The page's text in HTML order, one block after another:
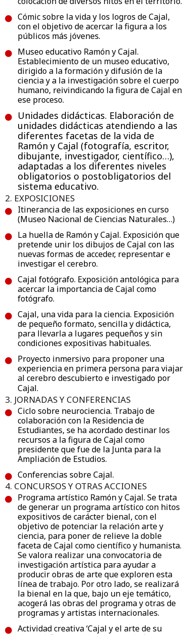
Cómic sobre la vida y los logros de Cajal,
con el objetivo de acercar la figura a los
públicos más jóvenes.
Museo educativo Ramón y Cajal.
Establecimiento de un museo educativo,
dirigido a la formación y difusión de la
ciencia y a la investigación sobre el cuerpo
humano, reivindicando la figura de Cajal en
ese proceso.
Unidades didácticas. Elaboración de
unidades didácticas atendiendo a las
diferentes facetas de la vida de
Ramón y Cajal (fotografía, escritor,
dibujante, investigador, científico…),
adaptadas a los diferentes niveles
obligatorios o postobligatorios del
sistema educativo.
2. EXPOSICIONES
Itinerancia de las exposiciones en curso
(Museo Nacional de Ciencias Naturales…)
La huella de Ramón y Cajal. Exposición que
pretende unir los dibujos de Cajal con las
nuevas formas de acceder, representar e
investigar el cerebro.
Cajal fotógrafo. Exposición antológica para
acercar la importancia de Cajal como
fotógrafo.
Cajal, una vida para la ciencia. Exposición
de pequeño formato, sencilla y didáctica,
para llevarla a lugares pequeños y sin
condiciones expositivas habituales.
Proyecto inmersivo para proponer una
experiencia en primera persona para viajar
al cerebro descubierto e investigado por
Cajal.
3. JORNADAS Y CONFERENCIAS
Ciclo sobre neurociencia. Trabajo de
colaboración con la Residencia de
Estudiantes, se ha acordado destinar los
recursos a la figura de Cajal como
presidente que fue de la Junta para la
Ampliación de Estudios.
Conferencias sobre Cajal.
4. CONCURSOS Y OTRAS ACCIONES
Programa artístico Ramón y Cajal. Se trata
de generar un programa artístico con hitos
expositivos de carácter bienal, con el
objetivo de potenciar la relación arte y
ciencia, para poner de relieve la doble
faceta de Cajal como científico y humanista.
Se valora realizar una convocatoria de
investigación artística para ayudar a
producir obras de arte que exploren esta
línea de trabajo. Por otro lado, se realizará
la bienal en la que, bajo un eje temático,
acogerá las obras del programa y otras de
programas y artistas internacionales.
Actividad creativa ‘Cajal y el arte de su